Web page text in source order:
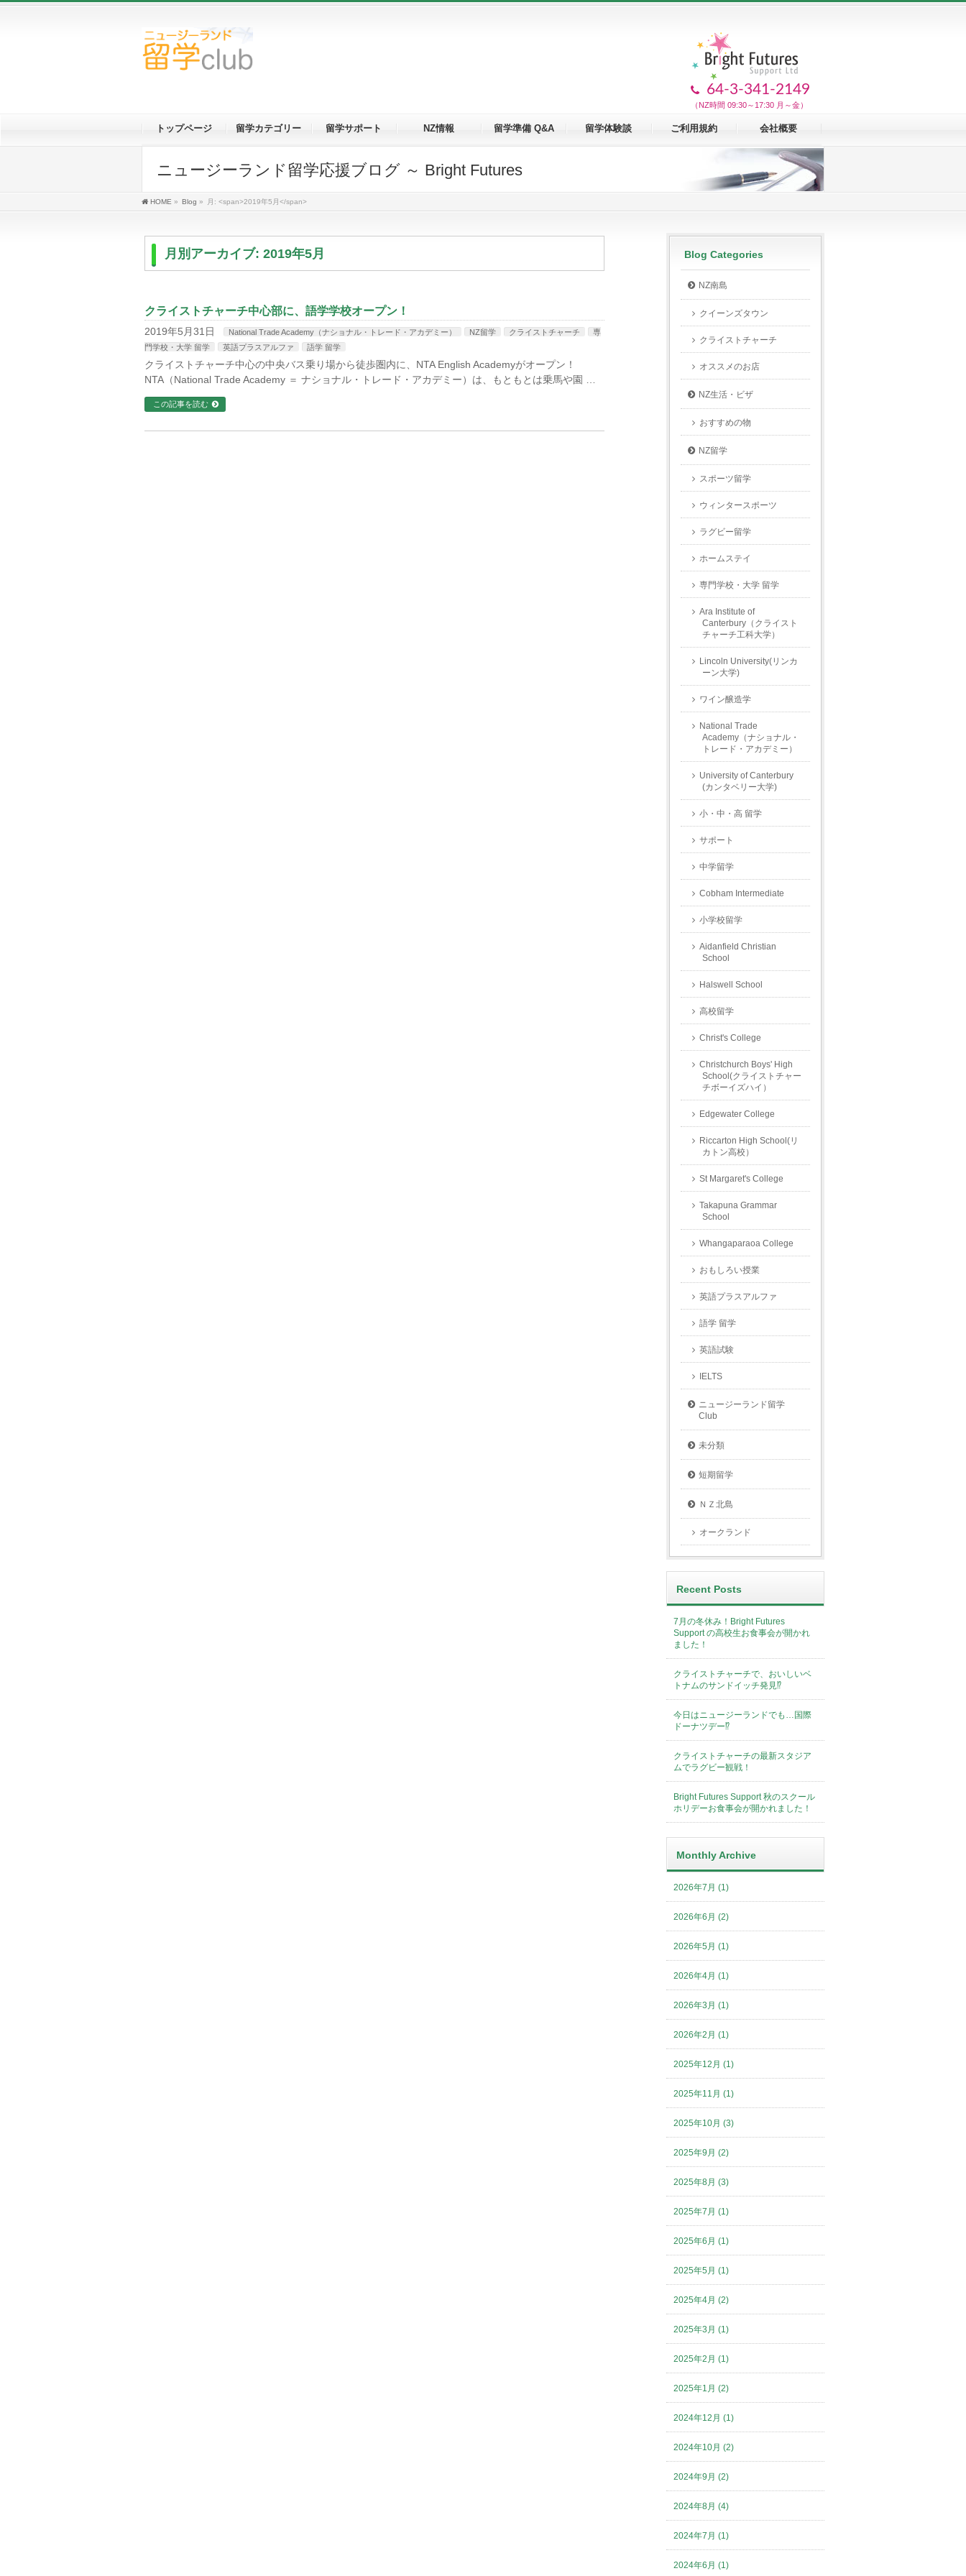
64-3-341-2149
（NZ時間 09:30～17:30 月～金）
トップページ 留学カテゴリー 留学サポート NZ情報 留学準備 Q&A 留学体験談 ご利用規約 会社概要
ニュージーランド留学応援ブログ ～ Bright Futures
HOME » Blog » 月: <span>2019年5月</span>
月別アーカイブ: 2019年5月
クライストチャーチ中心部に、語学学校オープン！
2019年5月31日 National Trade Academy（ナショナル・トレード・アカデミー） NZ留学 クライストチャーチ
専
門学校・大学 留学
英語プラスアルファ 語学 留学
クライストチャーチ中心の中央バス乗り場から徒歩圏内に、NTA English Academyがオープン！
NTA（National Trade Academy ＝ ナショナル・トレード・アカデミー）は、もともとは乗馬や園 …
この記事を読む
Blog Categories
NZ南島
クイーンズタウン
クライストチャーチ
オススメのお店
NZ生活・ビザ
おすすめの物
NZ留学
スポーツ留学
ウィンタースポーツ
ラグビー留学
ホームステイ
専門学校・大学 留学
Ara Institute of
Canterbury（クライスト
チャーチ工科大学）
Lincoln University(リンカ
ーン大学)
ワイン醸造学
National Trade
Academy（ナショナル・
トレード・アカデミー）
University of Canterbury
(カンタベリー大学)
小・中・高 留学
サポート
中学留学
Cobham Intermediate
小学校留学
Aidanfield Christian
School
Halswell School
高校留学
Christ's College
Christchurch Boys' High
School(クライストチャー
チボーイズハイ）
Edgewater College
Riccarton High School(リ
カトン高校）
St Margaret's College
Takapuna Grammar
School
Whangaparaoa College
おもしろい授業
英語プラスアルファ
語学 留学
英語試験
IELTS
ニュージーランド留学
Club
未分類
短期留学
ＮＺ北島
オークランド
Recent Posts
7月の冬休み！Bright Futures
Support の高校生お食事会が開かれ
ました！
クライストチャーチで、おいしいベ
トナムのサンドイッチ発見⁉︎
今日はニュージーランドでも…国際
ドーナツデー⁉︎
クライストチャーチの最新スタジア
ムでラグビー観戦！
Bright Futures Support 秋のスクール
ホリデーお食事会が開かれました！
Monthly Archive
2026年7月 (1)
2026年6月 (2)
2026年5月 (1)
2026年4月 (1)
2026年3月 (1)
2026年2月 (1)
2025年12月 (1)
2025年11月 (1)
2025年10月 (3)
2025年9月 (2)
2025年8月 (3)
2025年7月 (1)
2025年6月 (1)
2025年5月 (1)
2025年4月 (2)
2025年3月 (1)
2025年2月 (1)
2025年1月 (2)
2024年12月 (1)
2024年10月 (2)
2024年9月 (2)
2024年8月 (4)
2024年7月 (1)
2024年6月 (1)